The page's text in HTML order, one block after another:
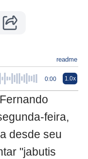
readme
0:00 1.0x
feira,
desde seu
"jabutis